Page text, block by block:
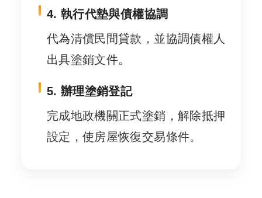
4. 執行代墊與債權協調
代為清償民間貸款，並協調債權人
出具塗銷文件。
5. 辦理塗銷登記
完成地政機關正式塗銷，解除抵押
設定，使房屋恢復交易條件。